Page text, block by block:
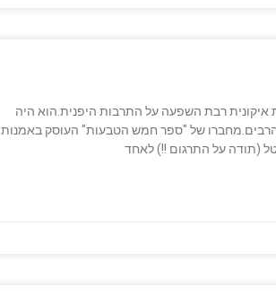
איקונית רבת השפעה על התרבות היפנית.הוא היה
הרבים.מחברו של "ספר חמש הטבעות" העוסק באמנות
(תודה על התרגום !!) לאחד